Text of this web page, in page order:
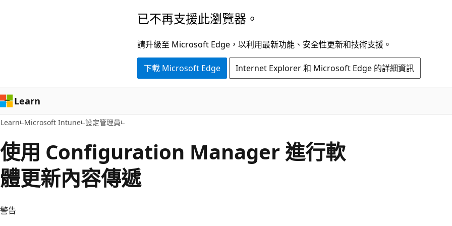
容
已不再支援此瀏覽器。
請升級至 Microsoft Edge，以利用最新功能、安全性更新和技術支援。
下載 Microsoft Edge Internet Explorer 和 Microsoft Edge 的詳細資訊
Learn
Learn Microsoft Intune 設定管理員
使用 Configuration Manager 進行軟
體更新內容傳遞
警告